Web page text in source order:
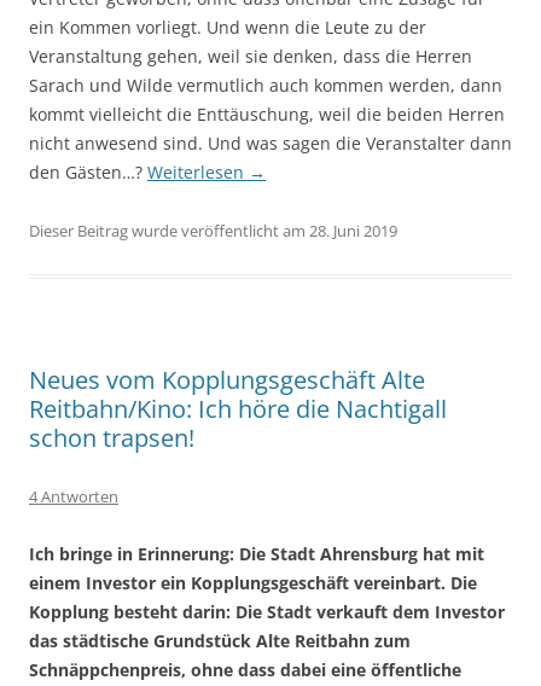
ein Kommen vorliegt. Und wenn die Leute zu der
Veranstaltung gehen, weil sie denken, dass die Herren
Sarach und Wilde vermutlich auch kommen werden, dann
kommt vielleicht die Enttäuschung, weil die beiden Herren
nicht anwesend sind. Und was sagen die Veranstalter dann
den Gästen…? Weiterlesen →
Dieser Beitrag wurde veröffentlicht am 28. Juni 2019
Neues vom Kopplungsgeschäft Alte
Reitbahn/Kino: Ich höre die Nachtigall
schon trapsen!
4 Antworten
Ich bringe in Erinnerung: Die Stadt Ahrensburg hat mit
einem Investor ein Kopplungsgeschäft vereinbart. Die
Kopplung besteht darin: Die Stadt verkauft dem Investor
das städtische Grundstück Alte Reitbahn zum
Schnäppchenpreis, ohne dass dabei eine öffentliche